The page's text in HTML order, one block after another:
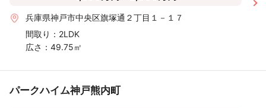
兵庫県神戸市中央区旗塚通２丁目１－１７
間取り： 2LDK
広さ： 49.75㎡
パークハイム神戸熊内町